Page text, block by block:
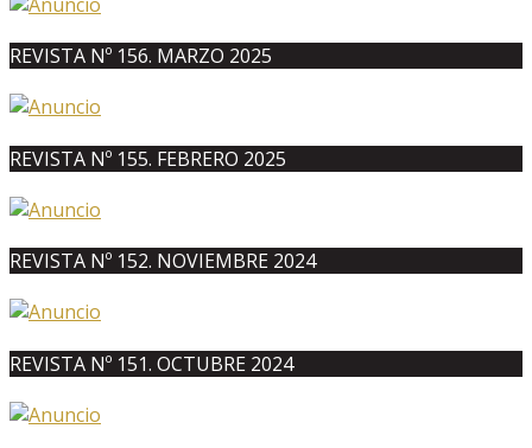
REVISTA Nº 156. MARZO 2025
REVISTA Nº 155. FEBRERO 2025
REVISTA Nº 152. NOVIEMBRE 2024
REVISTA Nº 151. OCTUBRE 2024